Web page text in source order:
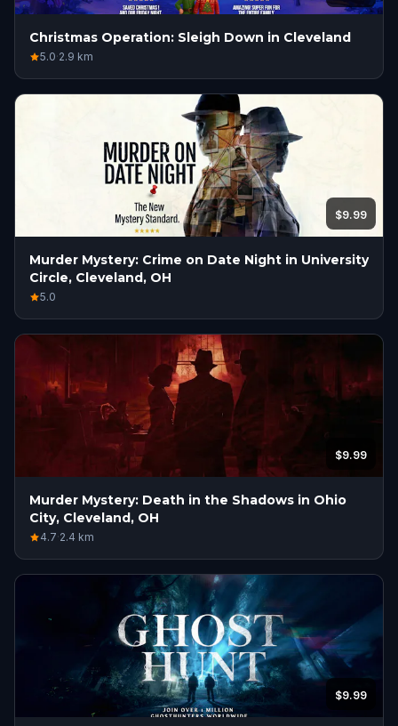
Christmas Operation: Sleigh Down in Cleveland
5.0·2.9 km
$9.99
Murder Mystery: Crime on Date Night in University
Circle, Cleveland, OH
5.0
$9.99
Murder Mystery: Death in the Shadows in Ohio
City, Cleveland, OH
4.7·2.4 km
$9.99